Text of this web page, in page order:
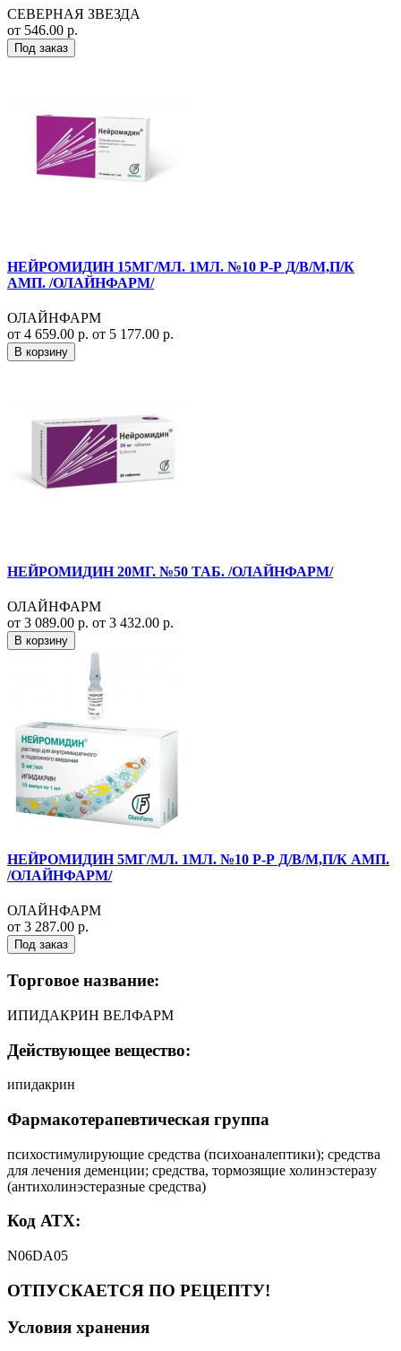
СЕВЕРНАЯ ЗВЕЗДА
от 546.00 р.
Под заказ
НЕЙРОМИДИН 15МГ/МЛ. 1МЛ. №10 Р-Р Д/В/М,П/К
АМП. /ОЛАЙНФАРМ/
ОЛАЙНФАРМ
от 4 659.00 р. от 5 177.00 р.
В корзину
НЕЙРОМИДИН 20МГ. №50 ТАБ. /ОЛАЙНФАРМ/
ОЛАЙНФАРМ
от 3 089.00 р. от 3 432.00 р.
В корзину
НЕЙРОМИДИН 5МГ/МЛ. 1МЛ. №10 Р-Р Д/В/М,П/К АМП.
/ОЛАЙНФАРМ/
ОЛАЙНФАРМ
от 3 287.00 р.
Под заказ
Торговое название:
ИПИДАКРИН ВЕЛФАРМ
Действующее вещество:
ипидакрин
Фармакотерапевтическая группа
психостимулирующие средства (психоаналептики); средства
для лечения деменции; средства, тормозящие холинэстеразу
(антихолинэстеразные средства)
Код АТХ:
N06DA05
ОТПУСКАЕТСЯ ПО РЕЦЕПТУ!
Условия хранения